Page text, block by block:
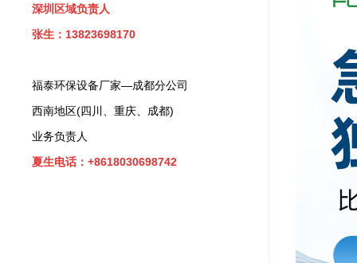
深圳区域负责人
张生：13823698170
福泰环保设备厂家—成都分公司
西南地区(四川、重庆、成都)
业务负责人
夏生电话：+8618030698742